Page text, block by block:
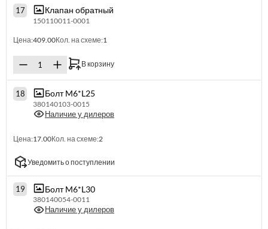
17 Клапан обратный
150110011-0001
Цена:409.00Кол. на схеме:1
В корзину
18 Болт M6*L25
380140103-0015
Наличие у дилеров
Цена:17.00Кол. на схеме:2
Уведомить о поступлении
19 Болт M6*L30
380140054-0011
Наличие у дилеров